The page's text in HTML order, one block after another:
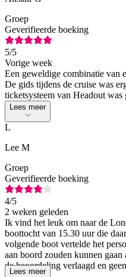
Groep
Geverifieerde boeking
5/5
Vorige week
Een geweldige combinatie van
De gids tijdens de cruise was
ticketsysteem van Headout
Lees meer
L
Lee M
Groep
Geverifieerde boeking
4/5
2 weken geleden
Ik vind het leuk om naar de
boottocht van 15.30 uur die
volgende boot vertelde het
aan boord zouden kunnen
de beoordeling verlaagd en
Lees meer